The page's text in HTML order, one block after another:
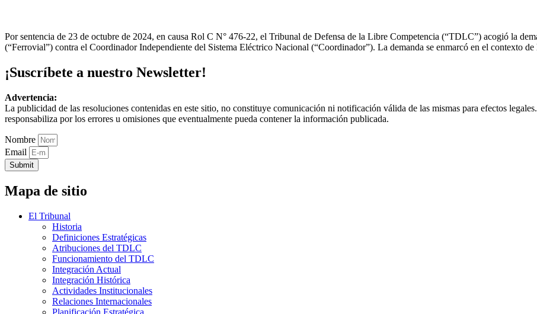
Por sentencia de 23 de octubre de 2024, en causa Rol C N° 476-22, el Tribunal de Defensa de la Libre Competencia (“TDLC”) acogió la
(“Ferrovial”) contra el Coordinador Independiente del Sistema Eléctrico Nacional (“Coordinador”). La demanda se enmarcó en el contexto
¡Suscríbete a nuestro Newsletter!
Advertencia:
La publicidad de las resoluciones contenidas en este sitio, no constituye comunicación ni notificación válida de las mismas para efectos
responsabiliza por los errores u omisiones que eventualmente pueda contener la información publicada.
Nombre
Email
Submit
Mapa de sitio
El Tribunal
Historia
Definiciones Estratégicas
Atribuciones del TDLC
Funcionamiento del TDLC
Integración Actual
Integración Histórica
Actividades Institucionales
Relaciones Internacionales
Planificación Estratégica